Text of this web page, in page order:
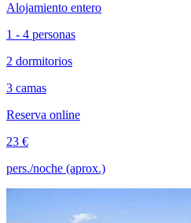
Alojamiento entero
1 - 4 personas
2 dormitorios
3 camas
Reserva online
23 €
pers./noche (aprox.)